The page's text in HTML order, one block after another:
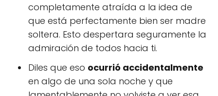
completamente atraída a la idea de
que está perfectamente bien ser madre
soltera. Esto despertara seguramente la
admiración de todos hacia ti.
Diles que eso ocurrió accidentalmente
en algo de una sola noche y que